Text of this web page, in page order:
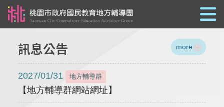
訊息公告 more
2027/01/31 地方輔導群
【地方輔導群網站網址】